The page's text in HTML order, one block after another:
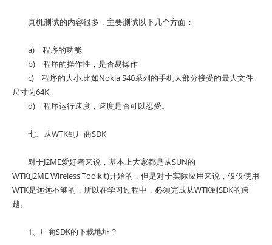
真机测试的内容很多，主要测试以下几个方面：
a) 程序的功能
b) 程序的操作性，是否易操作
c) 程序的大小,比如Nokia S40系列的手机大部分接受的最大文件
尺寸为64K
d) 程序运行速度，速度是否可以忍受。
七、从WTK到厂商SDK
对于J2ME爱好者来说，基本上大家都是从SUN的
WTK(J2ME Wireless Toolkit)开始的，但是对于实际应用来说，仅仅使用
WTK是远远不够的，所以在学习过程中，必须完成从WTK到SDK的跨
越。
1、厂商SDK的下载地址？